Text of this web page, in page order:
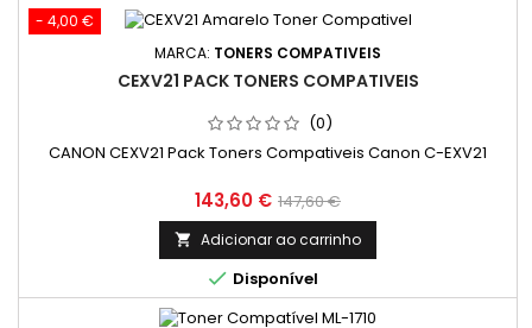
- 4,00 €
MARCA: TONERS COMPATIVEIS
CEXV21 PACK TONERS COMPATIVEIS
(0)
CANON CEXV21 Pack Toners Compativeis Canon C-EXV21
Preço
143,60 € Preço
normal
147,60 €
 Adicionar ao carrinho
 Disponível